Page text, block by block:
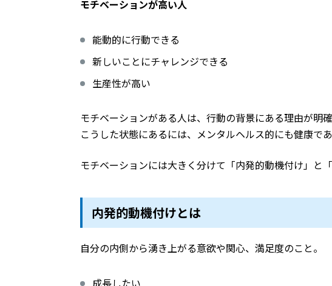
モチベーションが高い人
能動的に行動できる
新しいことにチャレンジできる
生産性が高い
モチベーションがある人は、行動の背景にある理由が明
こうした状態にあるには、メンタルヘルス的にも健康であ
モチベーションには大きく分けて「内発的動機付け」と
内発的動機付けとは
自分の内側から湧き上がる意欲や関心、満足度のこと。